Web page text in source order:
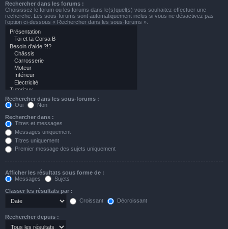
Rechercher dans les forums :
Choisissez le forum ou les forums dans le(s)quel(s) vous souhaitez effectuer une
recherche. Les sous-forums sont automatiquement inclus si vous ne désactivez pas
l’option ci-dessous « Rechercher dans les sous-forums ».
Rechercher dans les sous-forums :
Oui
Non
Rechercher dans :
Titres et messages
Messages uniquement
Titres uniquement
Premier message des sujets uniquement
Afficher les résultats sous forme de :
Messages
Sujets
Classer les résultats par :
Croissant
Décroissant
Rechercher depuis :